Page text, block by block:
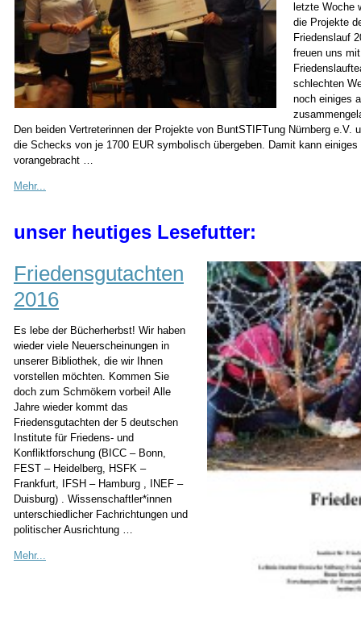
letzte Woche
die Projekte
Friedenslauf
freuen uns
schlechten
noch einiges
Den beiden Vertreterinnen der Projekte von BuntSTIFTung Nürnberg e.V.
die Schecks von je 1700 EUR symbolisch übergeben. Damit kann einiges
vorangebracht …
Mehr...
unser heutiges Lesefutter:
Friedensgutachten
2016
Es lebe der Bücherherbst! Wir haben
wieder viele Neuerscheinungen in
unserer Bibliothek, die wir Ihnen
vorstellen möchten. Kommen Sie
doch zum Schmökern vorbei! Alle
Jahre wieder kommt das
Friedensgutachten der 5 deutschen
Institute für Friedens- und
Konfliktforschung (BICC – Bonn,
FEST – Heidelberg, HSFK –
Frankfurt, IFSH – Hamburg , INEF –
Duisburg) . Wissenschaftler*innen
unterschiedlicher Fachrichtungen und
politischer Ausrichtung …
Mehr...